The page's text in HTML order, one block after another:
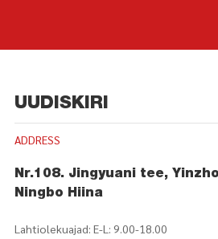
UUDISKIRI
ADDRESS
Nr.108. Jingyuani tee,
Ningbo Hiina
Lahtiolekuajad: E-L: 9.00-18.00